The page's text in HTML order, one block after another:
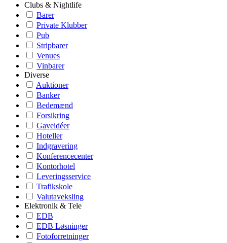
Clubs & Nightlife
Barer
Private Klubber
Pub
Stripbarer
Venues
Vinbarer
Diverse
Auktioner
Banker
Bedemænd
Forsikring
Gaveidéer
Hoteller
Indgravering
Konferencecenter
Kontorhotel
Leveringsservice
Trafikskole
Valutaveksling
Elektronik & Tele
EDB
EDB Løsninger
Fotoforretninger